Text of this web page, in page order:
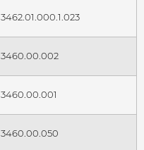
3462.01.000.1.023
3460.00.002
3460.00.001
3460.00.050